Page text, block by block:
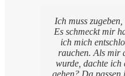
Ich muss
Es schmeckt mir
ich mich
rauchen. Als mir
wurde, dachte